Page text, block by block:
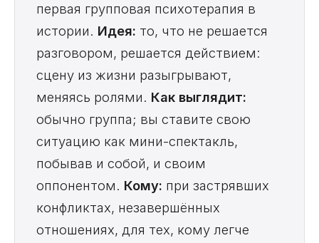
первая групповая психотерапия в
истории. Идея: то, что не решается
разговором, решается действием:
сцену из жизни разыгрывают,
меняясь ролями. Как выглядит:
обычно группа; вы ставите свою
ситуацию как мини-спектакль,
побывав и собой, и своим
оппонентом. Кому: при застрявших
конфликтах, незавершённых
отношениях, для тех, кому легче